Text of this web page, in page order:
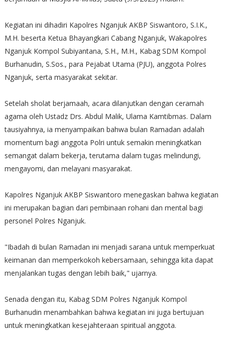
Kegiatan ini dihadiri Kapolres Nganjuk AKBP Siswantoro, S.I.K.,
M.H. beserta Ketua Bhayangkari Cabang Nganjuk, Wakapolres
Nganjuk Kompol Subiyantana, S.H., M.H., Kabag SDM Kompol
Burhanudin, S.Sos., para Pejabat Utama (PJU), anggota Polres
Nganjuk, serta masyarakat sekitar.
Setelah sholat berjamaah, acara dilanjutkan dengan ceramah
agama oleh Ustadz Drs. Abdul Malik, Ulama Kamtibmas. Dalam
tausiyahnya, ia menyampaikan bahwa bulan Ramadan adalah
momentum bagi anggota Polri untuk semakin meningkatkan
semangat dalam bekerja, terutama dalam tugas melindungi,
mengayomi, dan melayani masyarakat.
Kapolres Nganjuk AKBP Siswantoro menegaskan bahwa kegiatan
ini merupakan bagian dari pembinaan rohani dan mental bagi
personel Polres Nganjuk.
"Ibadah di bulan Ramadan ini menjadi sarana untuk memperkuat
keimanan dan memperkokoh kebersamaan, sehingga kita dapat
menjalankan tugas dengan lebih baik," ujarnya.
Senada dengan itu, Kabag SDM Polres Nganjuk Kompol
Burhanudin menambahkan bahwa kegiatan ini juga bertujuan
untuk meningkatkan kesejahteraan spiritual anggota.